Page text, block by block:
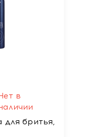
в
для бритья,